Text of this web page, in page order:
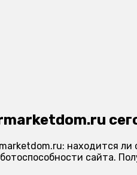
находится
сайта.